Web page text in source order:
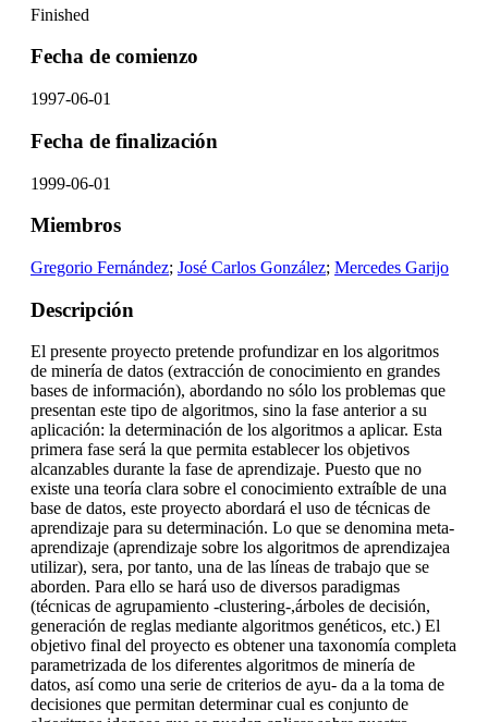
Finished
Fecha de comienzo
1997-06-01
Fecha de finalización
1999-06-01
Miembros
Gregorio Fernández; José Carlos González; Mercedes Garijo
Descripción
El presente proyecto pretende profundizar en los algoritmos
de minería de datos (extracción de conocimiento en grandes
bases de información), abordando no sólo los problemas que
presentan este tipo de algoritmos, sino la fase anterior a su
aplicación: la determinación de los algoritmos a aplicar. Esta
primera fase será la que permita establecer los objetivos
alcanzables durante la fase de aprendizaje. Puesto que no
existe una teoría clara sobre el conocimiento extraíble de una
base de datos, este proyecto abordará el uso de técnicas de
aprendizaje para su determinación. Lo que se denomina meta-
aprendizaje (aprendizaje sobre los algoritmos de aprendizajea
utilizar), sera, por tanto, una de las líneas de trabajo que se
aborden. Para ello se hará uso de diversos paradigmas
(técnicas de agrupamiento -clustering-,árboles de decisión,
generación de reglas mediante algoritmos genéticos, etc.) El
objetivo final del proyecto es obtener una taxonomía completa
parametrizada de los diferentes algoritmos de minería de
datos, así como una serie de criterios de ayu- da a la toma de
decisiones que permitan determinar cual es conjunto de